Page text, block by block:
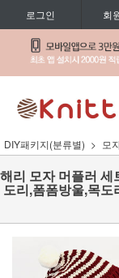
로그인 회
DIY패키지(분류별) 모
해리 모자 머플러
도리,폼폼방울,목